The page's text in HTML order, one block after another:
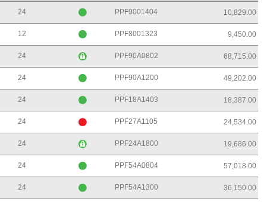
24 PPF9001404 10,829.00
12 PPF8001323 9,450.00
24 PPF90A0802 68,715.00
24 PPF90A1200 49,202.00
24 PPF18A1403 18,387.00
24 PPF27A1105 24,534.00
24 PPF24A1800 19,686.00
24 PPF54A0804 57,018.00
24 PPF54A1300 36,150.00